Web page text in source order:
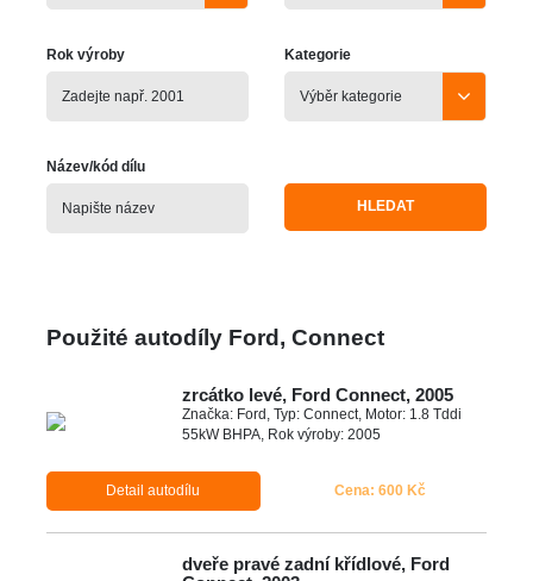
Rok výroby Kategorie
Název/kód dílu
HLEDAT
Použité autodíly Ford, Connect
zrcátko levé, Ford Connect, 2005
Značka: Ford, Typ: Connect, Motor: 1.8 Tddi
55kW BHPA, Rok výroby: 2005
Detail autodílu Cena: 600 Kč
dveře pravé zadní křídlové, Ford